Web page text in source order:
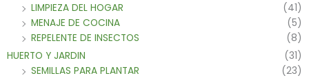
LIMPIEZA DEL HOGAR
(41)
MENAJE DE COCINA
(5)
REPELENTE DE INSECTOS
(8)
HUERTO Y JARDIN
(31)
SEMILLAS PARA PLANTAR
(23)